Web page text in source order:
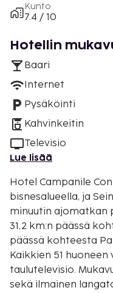
Kunto
7.4 / 10
Hotellin
Baari
Internet
Pysäköinti
Kahvinkeitin
Televisio
Lue lisää
Hotel Campanile
bisnesalueella, ja
minuutin ajomatkan päässä. Tämä
31,2 km:n päässä
päässä kohteesta
Kaikkien 51 huoneen
taulutelevisio.
sekä ilmainen